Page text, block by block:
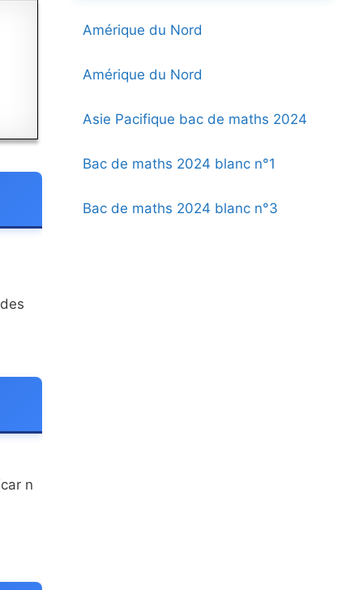
n
Amérique du Nord
Amérique du Nord
Asie Pacifique bac de maths 2024
Bac de maths 2024 blanc n°1
Bac de maths 2024 blanc n°3